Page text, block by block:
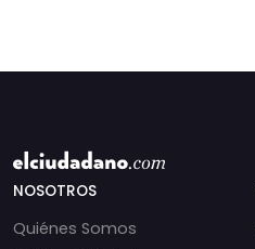
NOSOTROS
Quiénes Somos